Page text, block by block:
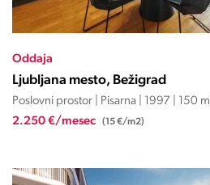
Oddaja
Ljubljana mesto, Bežigrad
Poslovni prostor | Pisarna | 1997 | 150 m
2.250 €/mesec (15 €/m2)